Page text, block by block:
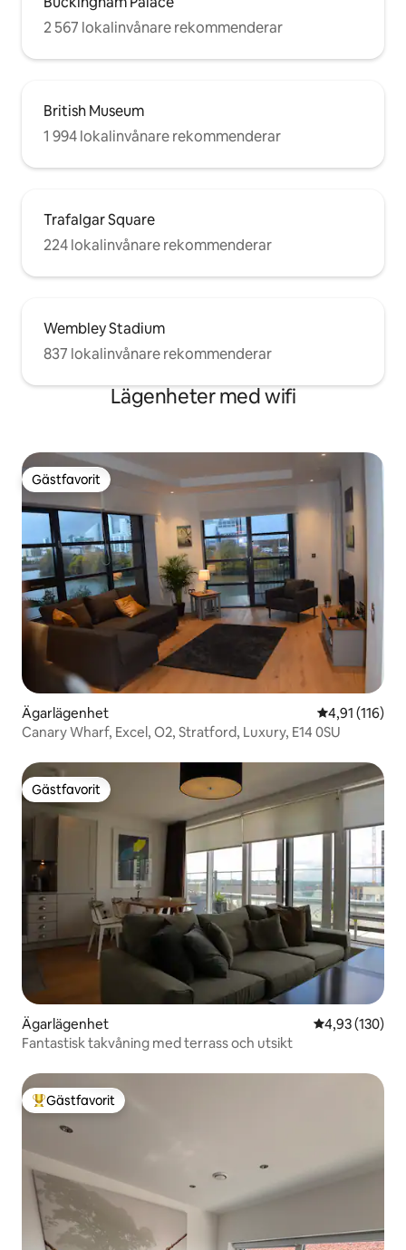
2 567 lokalinvånare rekommenderar
British Museum
1 994 lokalinvånare rekommenderar
Trafalgar Square
224 lokalinvånare rekommenderar
Wembley Stadium
837 lokalinvånare rekommenderar
Lägenheter med wifi
Gästfavorit
Gästfavorit
Ägarlägenhet 4,91 av 5 i
4,91 (116)
Canary Wharf, Excel, O2, Stratford, Luxury, E14 0SU
Gästfavorit
Gästfavorit
Ägarlägenhet 4,93 av 5 i
4,93 (130)
Fantastisk takvåning med terrass och utsikt
Populär gästfavorit
Gästfavorit